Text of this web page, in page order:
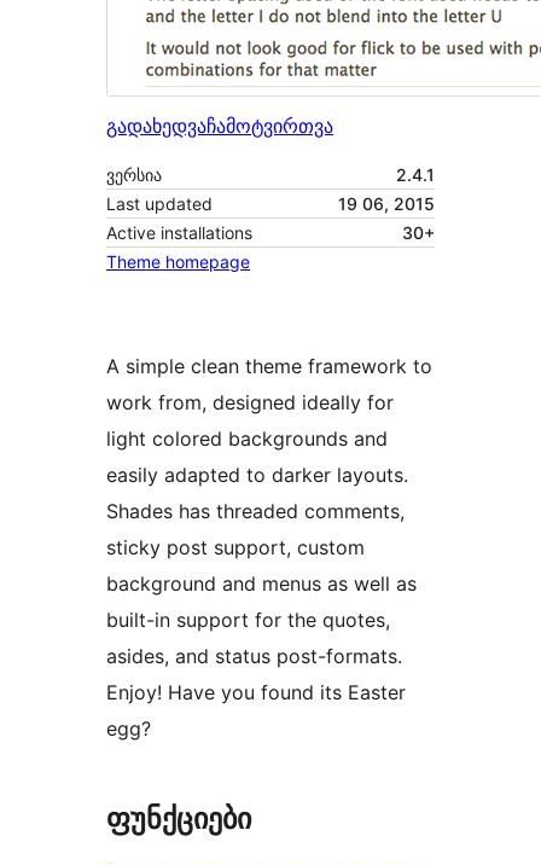
გადახედვაჩამოტვირთვა
ვერსია
2.4.1
Last updated
19 06, 2015
Active installations
30+
Theme homepage
A simple clean theme framework to
work from, designed ideally for
light colored backgrounds and
easily adapted to darker layouts.
Shades has threaded comments,
sticky post support, custom
background and menus as well as
built-in support for the quotes,
asides, and status post-formats.
Enjoy! Have you found its Easter
egg?
ფუნქციები